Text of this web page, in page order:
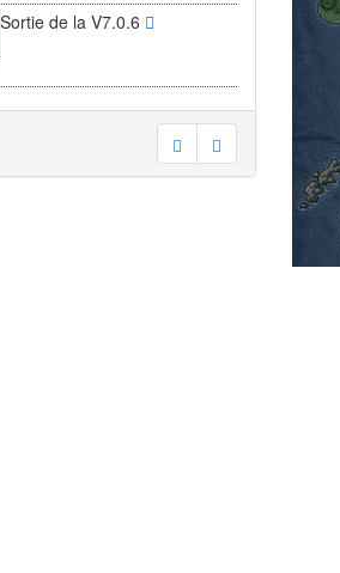
Sortie de la V7.0.6